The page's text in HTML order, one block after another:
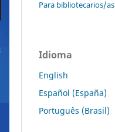
Para bibliotecarios/as
Idioma
English
Español (España)
Português (Brasil)